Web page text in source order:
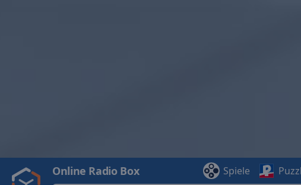
Video
Play
Online Radio Box Spiele